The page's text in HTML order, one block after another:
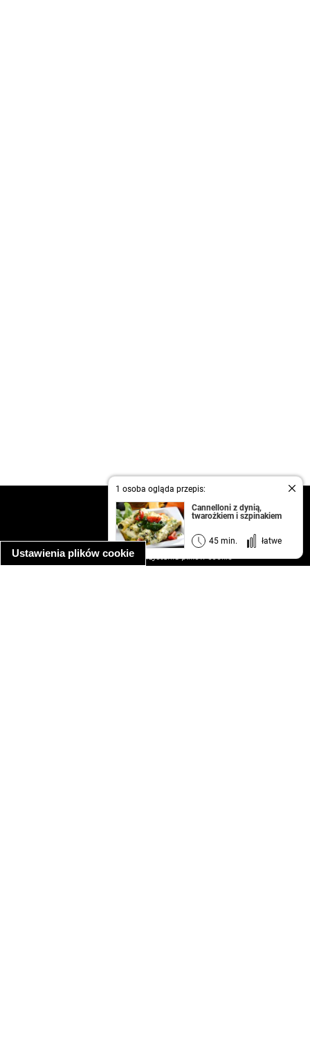
Ustawienia plików cookie
1 osoba ogląda przepis:
Cannelloni z dynią,
twarożkiem i szpinakiem
45 min. łatwe
kontakt
regulamin
informacja o prywatności
informacja o wykorzystaniu plików cookie